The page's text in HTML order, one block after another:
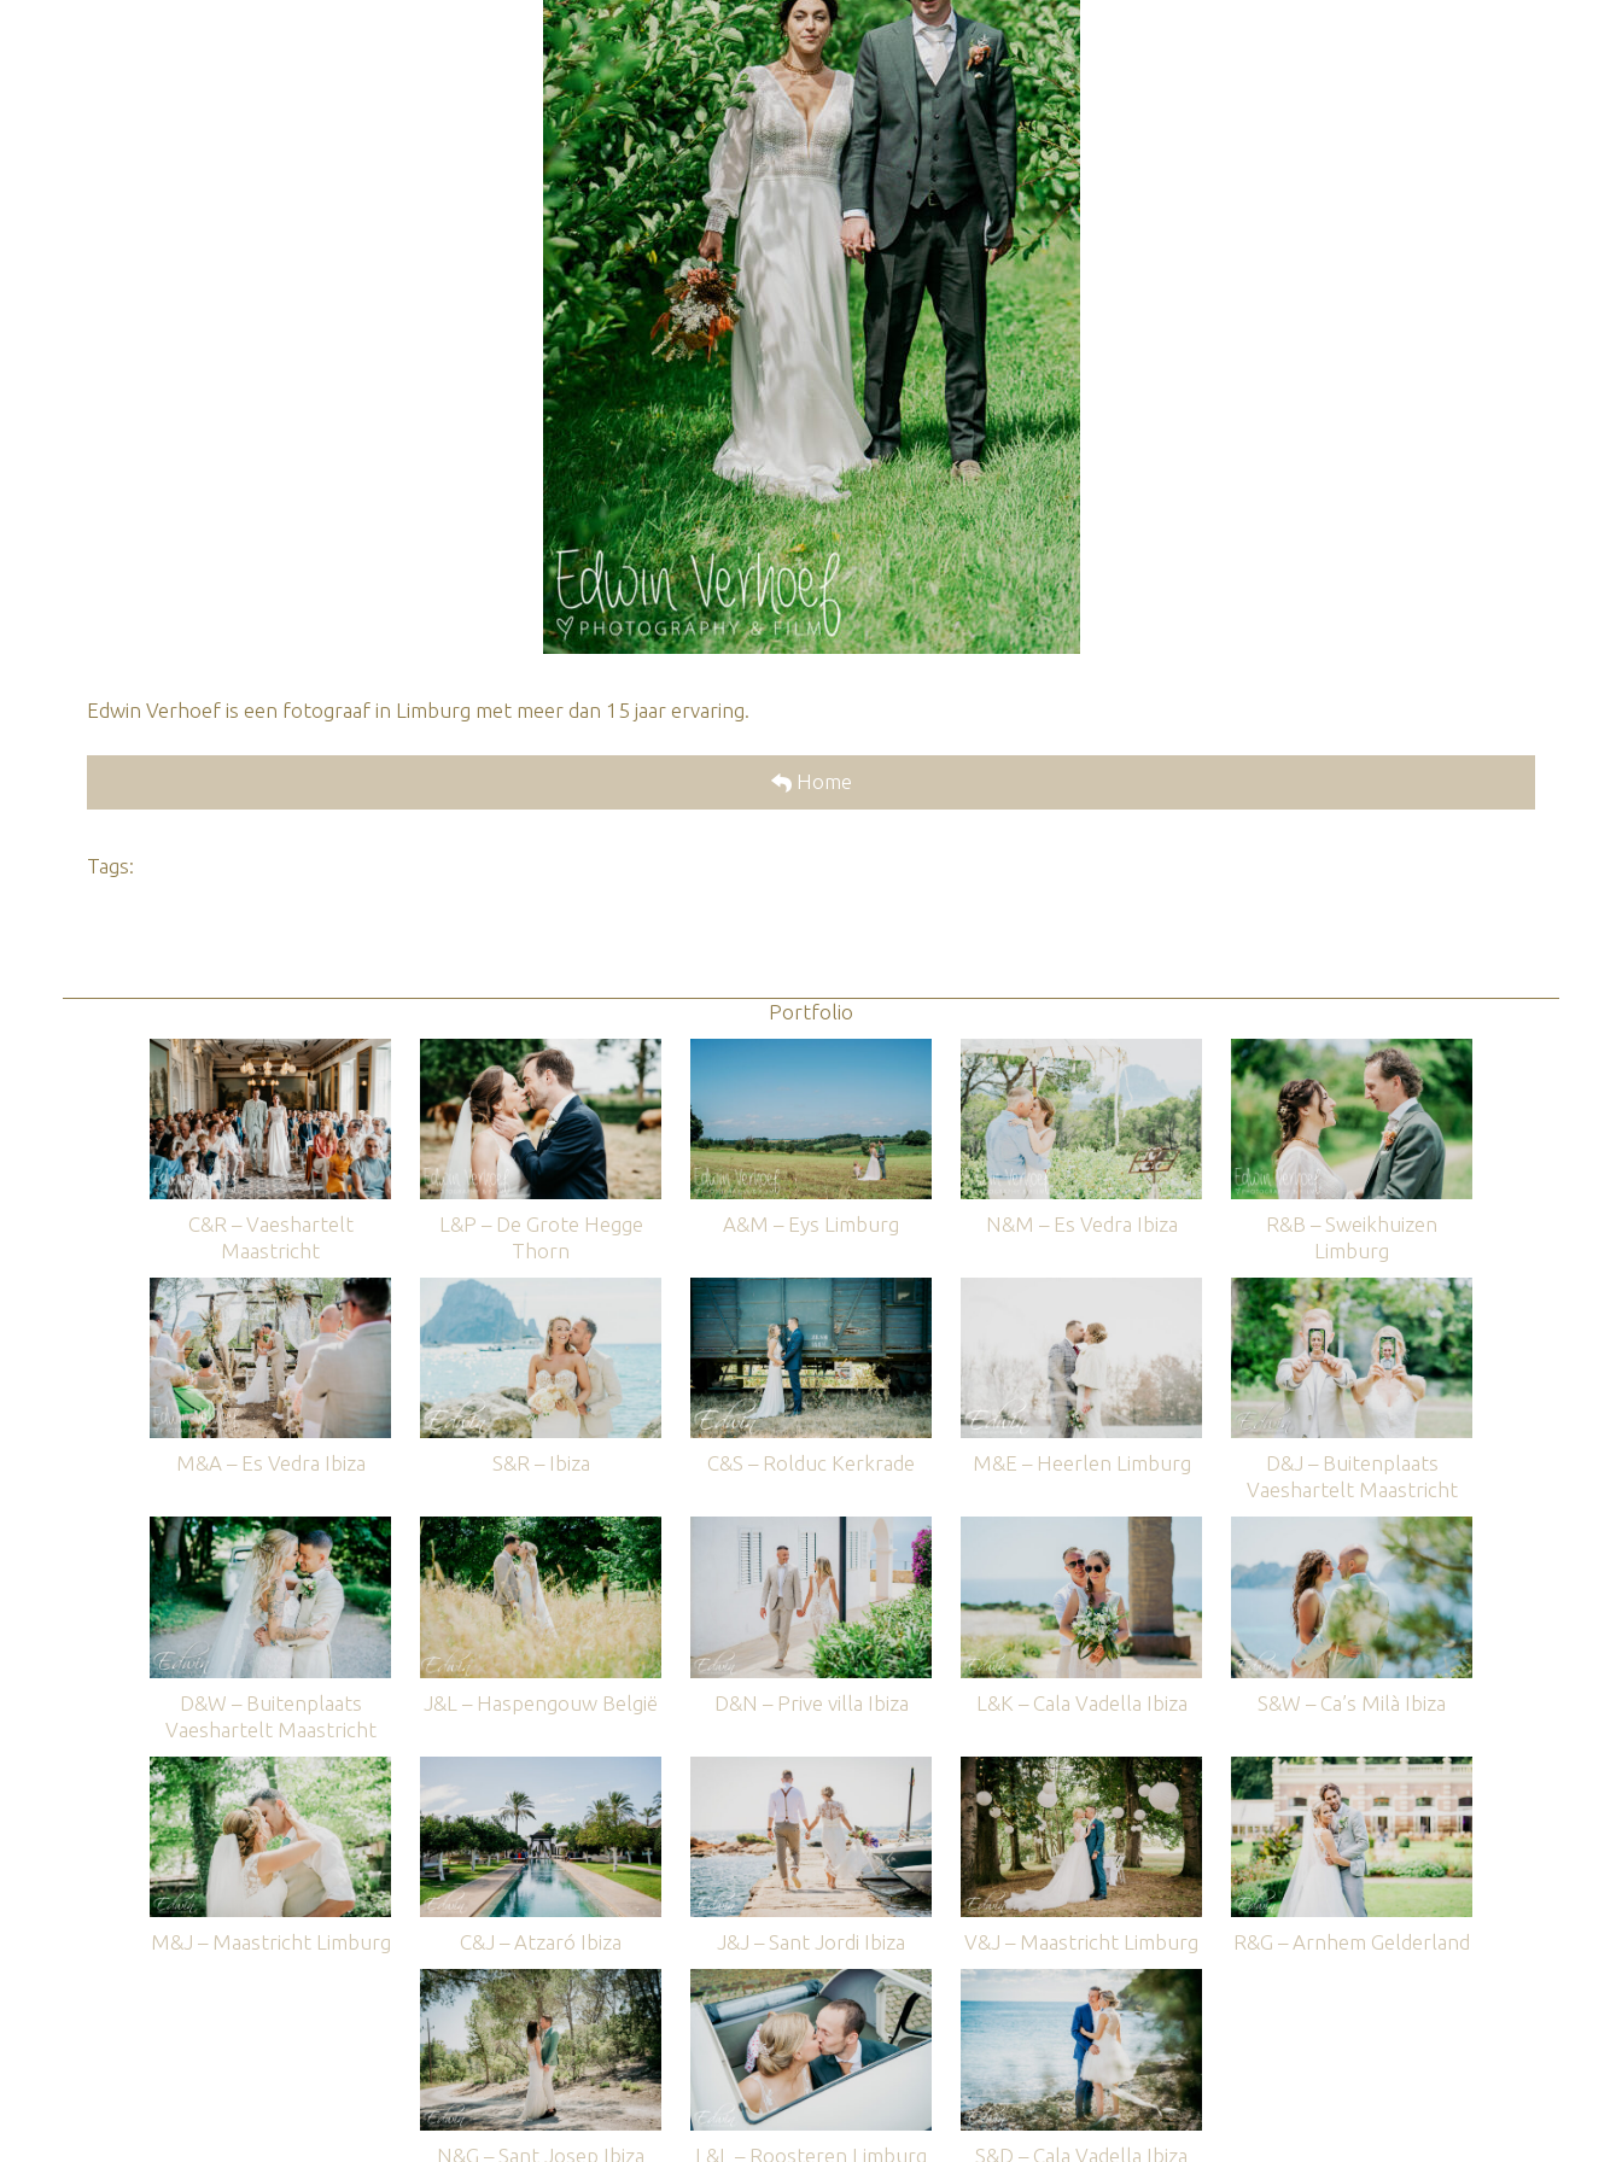
Edwin Verhoef is een fotograaf in Limburg met meer dan 15 jaar ervaring.
Home
Tags:
Portfolio
C&R – Vaeshartelt
Maastricht
L&P – De Grote Hegge
Thorn
A&M – Eys Limburg N&M – Es Vedra Ibiza
R&B – Sweikhuizen
Limburg
M&A – Es Vedra Ibiza S&R – Ibiza C&S – Rolduc Kerkrade M&E – Heerlen Limburg
D&J – Buitenplaats
Vaeshartelt Maastricht
D&W – Buitenplaats
Vaeshartelt Maastricht
J&L – Haspengouw België D&N – Prive villa Ibiza L&K – Cala Vadella Ibiza S&W – Ca’s Milà Ibiza
M&J – Maastricht Limburg C&J – Atzaró Ibiza J&J – Sant Jordi Ibiza V&J – Maastricht Limburg R&G – Arnhem Gelderland
N&G – Sant Josep Ibiza L&L – Roosteren Limburg S&D – Cala Vadella Ibiza